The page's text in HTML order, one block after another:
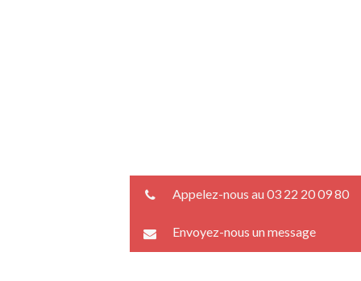
Appelez-nous au 03 22 20 09 80
Envoyez-nous un message